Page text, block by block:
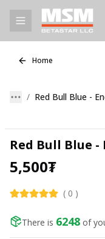
Home
Red Bull Blue -
Red Bull Blue
5,500₮
( 0 )
There is 6248 of